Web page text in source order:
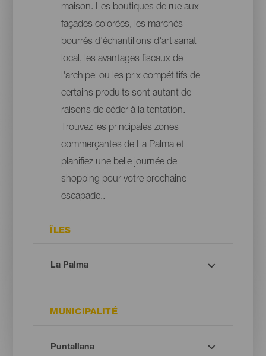
maison. Les boutiques de rue aux
façades colorées, les marchés
bourrés d'échantillons d'artisanat
local, les avantages fiscaux de
l'archipel ou les prix compétitifs de
certains produits sont autant de
raisons de céder à la tentation.
Trouvez les principales zones
commerçantes de La Palma et
planifiez une belle journée de
shopping pour votre prochaine
escapade..
ÎLES
MUNICIPALITÉ